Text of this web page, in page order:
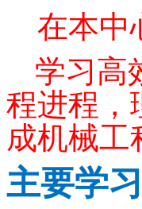
在本中
学习高
程进程，
成机械工
主要学